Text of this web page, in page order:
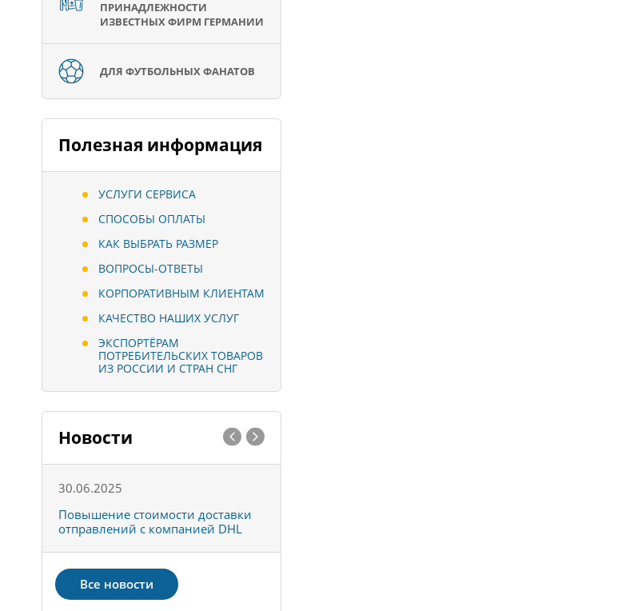
ПРИНАДЛЕЖНОСТИ
ИЗВЕСТНЫХ ФИРМ ГЕРМАНИИ
ДЛЯ ФУТБОЛЬНЫХ ФАНАТОВ
Полезная информация
УСЛУГИ СЕРВИСА
СПОСОБЫ ОПЛАТЫ
КАК ВЫБРАТЬ РАЗМЕР
ВОПРОСЫ-ОТВЕТЫ
КОРПОРАТИВНЫМ КЛИЕНТАМ
КАЧЕСТВО НАШИХ УСЛУГ
ЭКСПОРТЁРАМ
ПОТРЕБИТЕЛЬСКИХ ТОВАРОВ
ИЗ РОССИИ И СТРАН СНГ
Новости
30.06.2025
Повышение стоимости доставки
отправлений с компанией DHL
Все новости